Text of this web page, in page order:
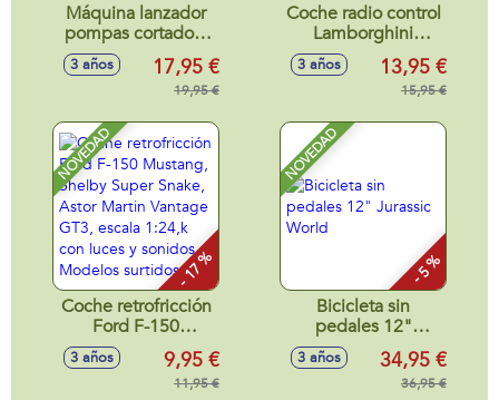
Máquina lanzador
pompas cortadora
de cesped, botella
118 ml.
3 años 17,95 €
19,95 €
Coche radio control
Lamborghini
Aventador SVJ
Roadster, Porsche
911 RS GT3, Aston
GT3 escala 1:24,
neumáticos de
goma, con luces -
Modelos surtidos
3 años 13,95 €
15,95 €
NOVEDAD
- 17 %
Coche retrofricción
Ford F-150
Mustang, Shelby
Super Snake, Astor
Martin Vantage
3 años 9,95 €
11,95 €
NOVEDAD
- 5 %
Bicicleta sin
pedales 12"
Jurassic World
3 años 34,95 €
36,95 €